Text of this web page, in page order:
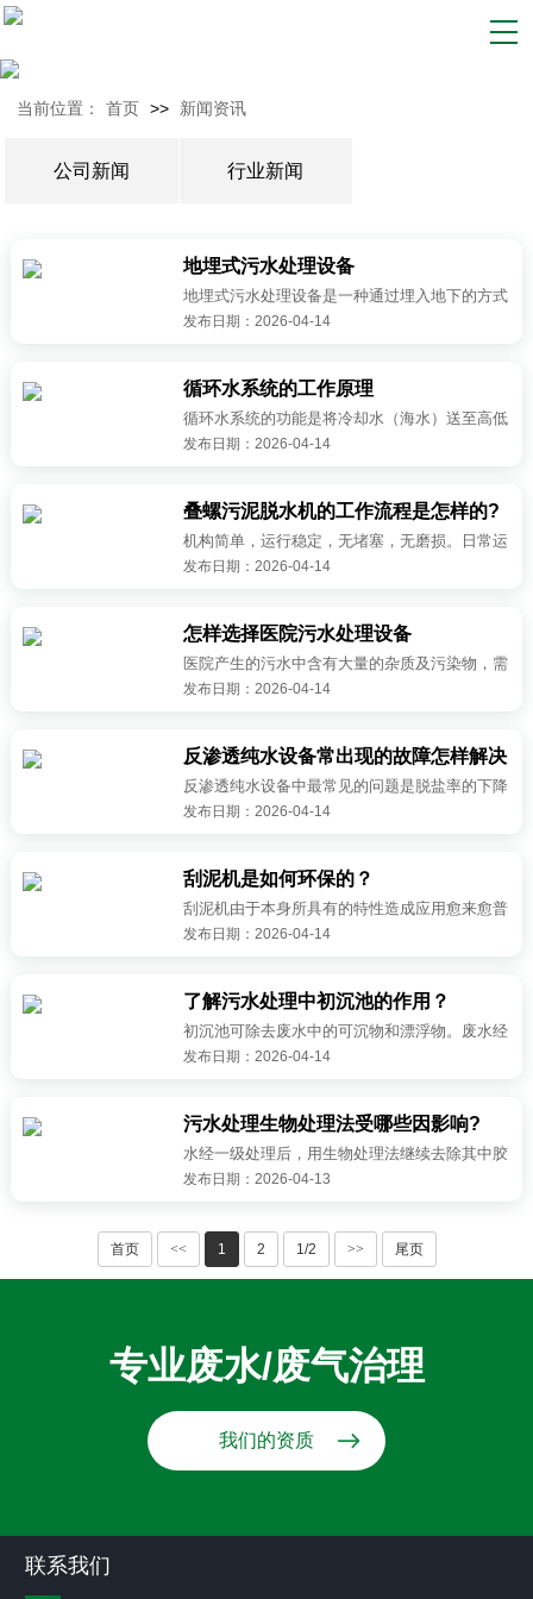
当前位置： 首页 >> 新闻资讯
公司新闻 行业新闻
地埋式污水处理设备
地埋式污水处理设备是一种通过埋入地下的方式
进行污水处理的设备，广泛应用于各类生活和工
其在环境保护领域中备受关注。设计理···
更多>>
发布日期：2026-04-14
循环水系统的工作原理
循环水系统的功能是将冷却水（海水）送至高低
压凝气器去冷却汽轮机低压缸排汽，以维持高低
它还向开式水系统和冲灰系统提供用水···
更多>>
发布日期：2026-04-14
叠螺污泥脱水机的工作流程是怎样的?
机构简单，运行稳定，无堵塞，无磨损。日常运
行成本低。能处理压滤机无法处理，带油性很粘
本，实现节能减排。不锈钢材质制造，···
更多>>
发布日期：2026-04-14
怎样选择医院污水处理设备
医院产生的污水中含有大量的杂质及污染物，需
要经过处理之后才能进行排放，因此选择一台好
来说，怎样选择医院污水处理设备呢？···
更多>>
发布日期：2026-04-14
反渗透纯水设备常出现的故障怎样解决
反渗透纯水设备中最常见的问题是脱盐率的下降
和产水量的降低，如果二者或其中之一在缓慢地
样便可以通过适当的清洗来解决此类问···
更多>>
发布日期：2026-04-14
刮泥机是如何环保的？
刮泥机由于本身所具有的特性造成应用愈来愈普
及化，大伙儿了解应用刮泥机能够处理这些难题
器设备，在污水处理站、水厂等场地应用···
更多>>
发布日期：2026-04-14
了解污水处理中初沉池的作用？
初沉池可除去废水中的可沉物和漂浮物。废水经
初沉后，约可去除可沉物、油脂和漂浮物的
体物计算，初沉池是经济上最为节省的净化步
骤，···
更多>>
发布日期：2026-04-14
污水处理生物处理法受哪些因影响?
水经一级处理后，用生物处理法继续去除其中胶
体状和溶解性有机物及植物性营养物，将污水中
为二级生物处理。当含有有机物的工业···
发布日期：2026-04-13
首页 << 1 2 1/2 >> 尾页
专业废水/废气治理
我们的资质
联系我们